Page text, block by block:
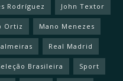
Rodríguez John Textor
Ortiz Mano Menezes
Real Madrid
Brasileira Sport